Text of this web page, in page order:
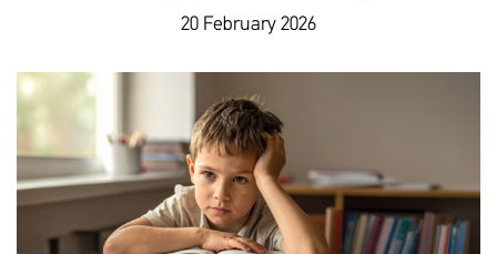
20 February 2026